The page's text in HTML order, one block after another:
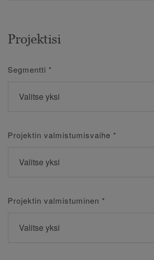
Projektisi
Segmentti *
Projektin valmistumisvaihe *
Projektin valmistuminen *